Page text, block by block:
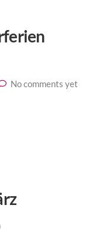
No comments yet